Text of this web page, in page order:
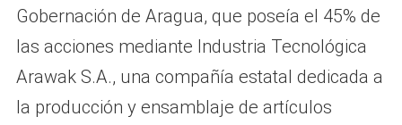
Gobernación de Aragua, que poseía el 45% de
las acciones mediante Industria Tecnológica
Arawak S.A., una compañía estatal dedicada a
la producción y ensamblaje de artículos